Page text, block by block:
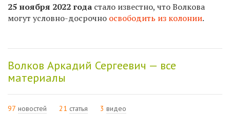
25 ноября 2022 года стало известно, что Волкова
могут условно-досрочно освободить из колонии.
Волков Аркадий Сергеевич — все
материалы
97 новостей 21 статья 3 видео